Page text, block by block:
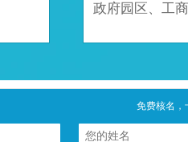
政府园区、工
免费核名，